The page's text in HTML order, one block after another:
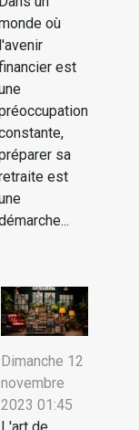
où
l'avenir
est
sa
est
Dimanche 12
novembre
2023 01:45